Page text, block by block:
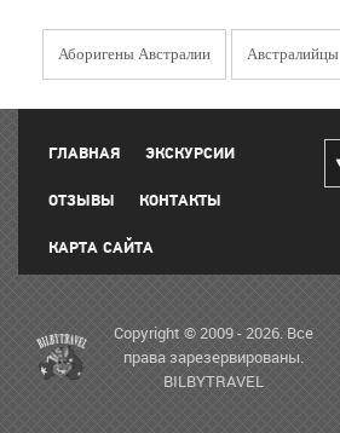
Аборигены Австралии Австралийцы
ГЛАВНАЯ ЭКСКУРСИИ
ОТЗЫВЫ КОНТАКТЫ
КАРТА САЙТА
Copyright © 2009 - 2026. Все
права зарезервированы.
BILBYTRAVEL